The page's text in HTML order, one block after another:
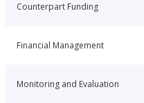
Counterpart Funding
Financial Management
Monitoring and Evaluation